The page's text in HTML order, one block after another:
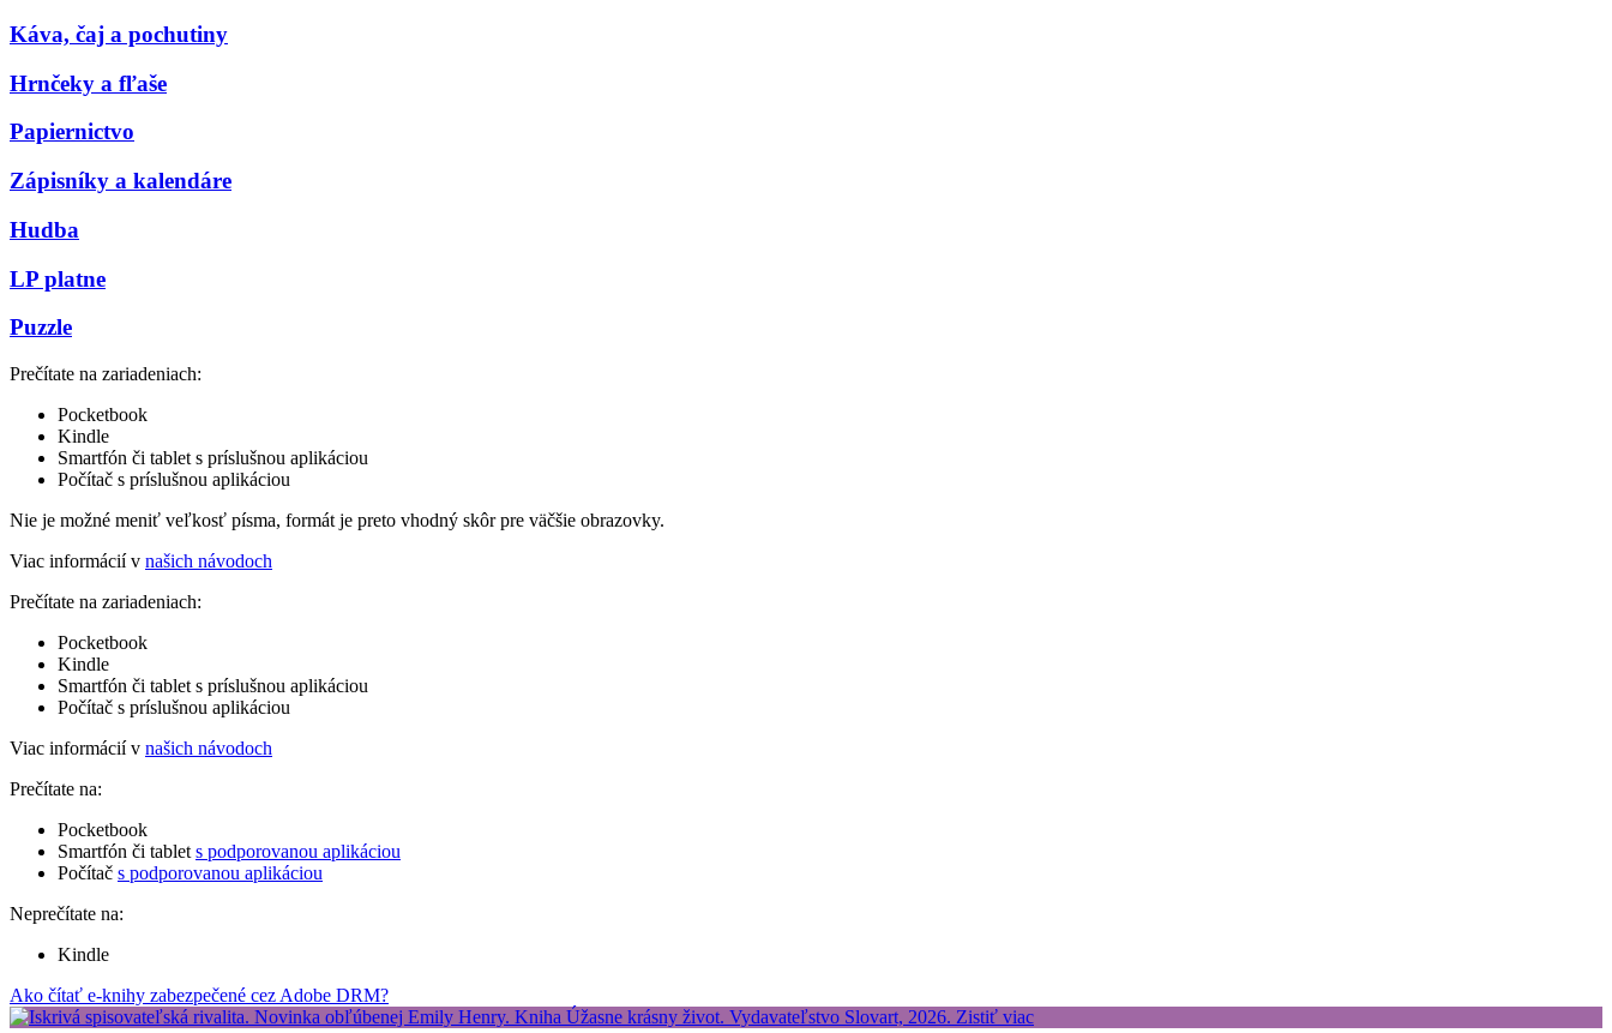
Káva, čaj a pochutiny
Hrnčeky a fľaše
Papiernictvo
Zápisníky a kalendáre
Hudba
LP platne
Puzzle
Prečítate na zariadeniach:
Pocketbook
Kindle
Smartfón či tablet s príslušnou aplikáciou
Počítač s príslušnou aplikáciou
Nie je možné meniť veľkosť písma, formát je preto vhodný skôr pre väčšie obrazovky.
Viac informácií v našich návodoch
Prečítate na zariadeniach:
Pocketbook
Kindle
Smartfón či tablet s príslušnou aplikáciou
Počítač s príslušnou aplikáciou
Viac informácií v našich návodoch
Prečítate na:
Pocketbook
Smartfón či tablet s podporovanou aplikáciou
Počítač s podporovanou aplikáciou
Neprečítate na:
Kindle
Ako čítať e-knihy zabezpečené cez Adobe DRM?